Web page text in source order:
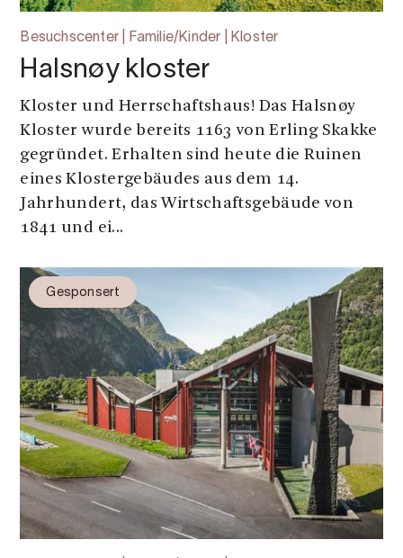
Besuchscenter | Familie/Kinder | Kloster
Halsnøy kloster
Kloster und Herrschaftshaus! Das Halsnøy
Kloster wurde bereits 1163 von Erling Skakke
gegründet. Erhalten sind heute die Ruinen
eines Klostergebäudes aus dem 14.
Jahrhundert, das Wirtschaftsgebäude von
1841 und ei...
Gesponsert